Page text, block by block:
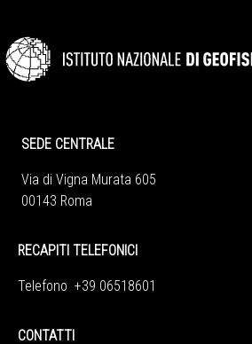
SEDE CENTRALE
Via di Vigna Murata 605
00143 Roma
RECAPITI TELEFONICI
Telefono +39 06518601
CONTATTI